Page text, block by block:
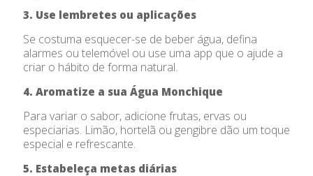
3. Use lembretes ou aplicações
Se costuma esquecer-se de beber água, defina
alarmes ou telemóvel ou use uma app que o ajude a
criar o hábito de forma natural.
4. Aromatize a sua Água Monchique
Para variar o sabor, adicione frutas, ervas ou
especiarias. Limão, hortelã ou gengibre dão um toque
especial e refrescante.
5. Estabeleça metas diárias